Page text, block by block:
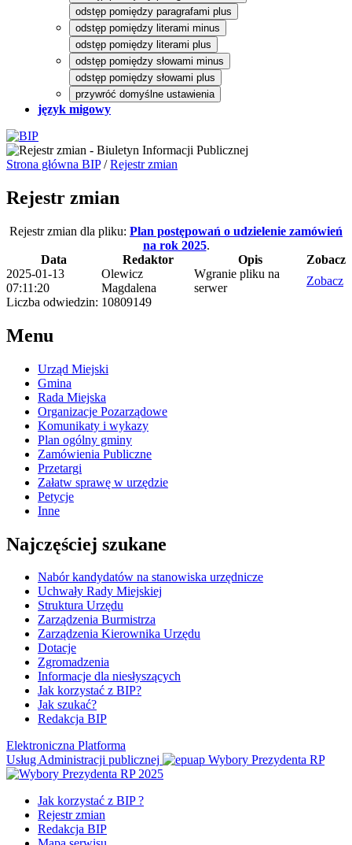
odstęp pomiędzy paragrafami plus
odstęp pomiędzy literami minus
odstęp pomiędzy literami plus
odstęp pomiędzy słowami minus
odstęp pomiędzy słowami plus
przywróć domyślne ustawienia
język migowy
Strona główna BIP/Rejestr zmian
Rejestr zmian
Rejestr zmian dla pliku: Plan postępowań o udzielenie zamówień
na rok 2025.
Data
Redaktor Opis
Zobacz
2025-01-13
07:11:20
Olewicz
Magdalena
Wgranie pliku na
serwer
Zobacz
Liczba odwiedzin: 10809149
Menu
Urząd Miejski
Gmina
Rada Miejska
Organizacje Pozarządowe
Komunikaty i wykazy
Plan ogólny gminy
Zamówienia Publiczne
Przetargi
Załatw sprawę w urzędzie
Petycje
Inne
Najczęściej szukane
Nabór kandydatów na stanowiska urzędnicze
Uchwały Rady Miejskiej
Struktura Urzędu
Zarządzenia Burmistrza
Zarządzenia Kierownika Urzędu
Dotacje
Zgromadzenia
Informacje dla niesłyszących
Jak korzystać z BIP?
Jak szukać?
Redakcja BIP
Elektroniczna Platforma
Usług Administracji publicznej
Wybory Prezydenta RP
Jak korzystać z BIP ?
Rejestr zmian
Redakcja BIP